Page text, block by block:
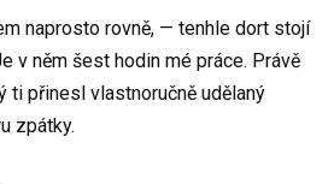
naprosto rovně, — tenhle dort stojí
v něm šest hodin mé práce. Právě
ti přinesl vlastnoručně udělaný
zpátky.